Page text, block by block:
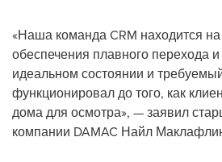
«Наша команда CRM находится
обеспечения плавного перехода
идеальном состоянии и
функционировал до того, как
дома для осмотра», — заявил
компании DAMAC Найл